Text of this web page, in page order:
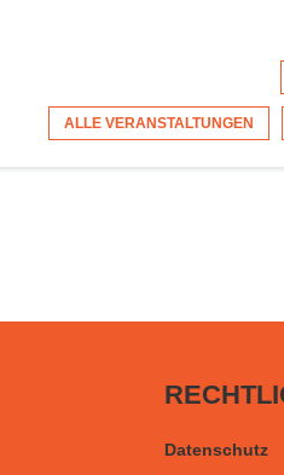
ALLE VERANSTALTUNGEN
Datenschutz